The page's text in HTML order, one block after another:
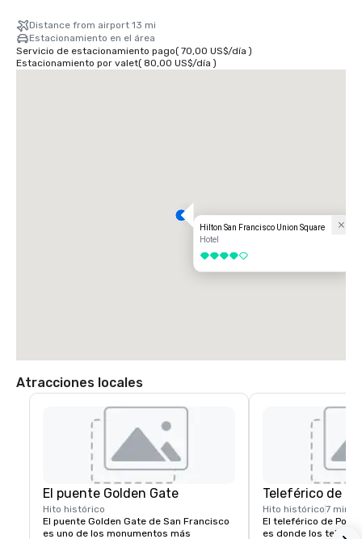
Distance from airport 13 mi
Estacionamiento en el área
Servicio de estacionamiento pago( 70,00 US$/día )
Estacionamiento por valet( 80,00 US$/día )
Hilton San Francisco Union Square
Hotel
4 de 5
Atracciones locales
El puente Golden Gate
Hito histórico
El puente Golden Gate de San Francisco
es uno de los monumentos más
Teleférico de
Hito histórico7 min
El teleférico de
es donde los